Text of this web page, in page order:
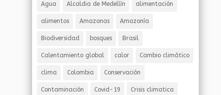
Agua Alcaldia de Medellín alimentación
alimentos Amazonas Amazonía
Biodiversidad bosques Brasil
Calentamiento global calor Cambio climático
clima Colombia Conservación
Contaminación Covid-19 Crisis climatica